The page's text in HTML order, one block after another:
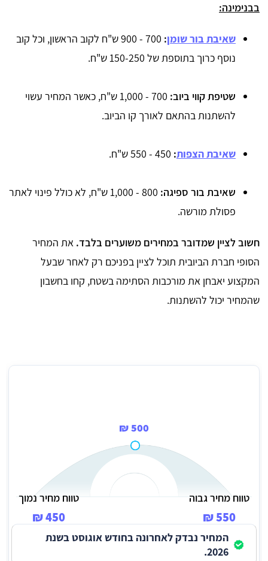
בבנימינה:
שאיבת בור שומן:
700 - 900 ש"ח לקוב הראשון, וכל קוב
נוסף כרוך בתוספת של 150-250 ש"ח.
שטיפת קווי ביוב:
700 - 1,000 ש"ח, כאשר המחיר עשוי
להשתנות בהתאם לאורך קו הביוב.
שאיבת הצפות:
שאיבת בור ספיגה:
800 - 1,000 ש"ח, לא כולל פינוי לאתר
פסולת מורשה.
חשוב לציין שמדובר במחירים משוערים בלבד. את המחיר
הסופי חברת הביובית תוכל לציין בפניכם רק לאחר שבעל
המקצוע יאבחן את מורכבות הסתימה בשטח, קחו בחשבון
שהמחיר יכול להשתנות.
500 ₪
טווח מחיר גבוה
550 ₪
טווח מחיר נמוך
450 ₪
המחיר נבדק לאחרונה בחודש אוגוסט בשנת
2026.